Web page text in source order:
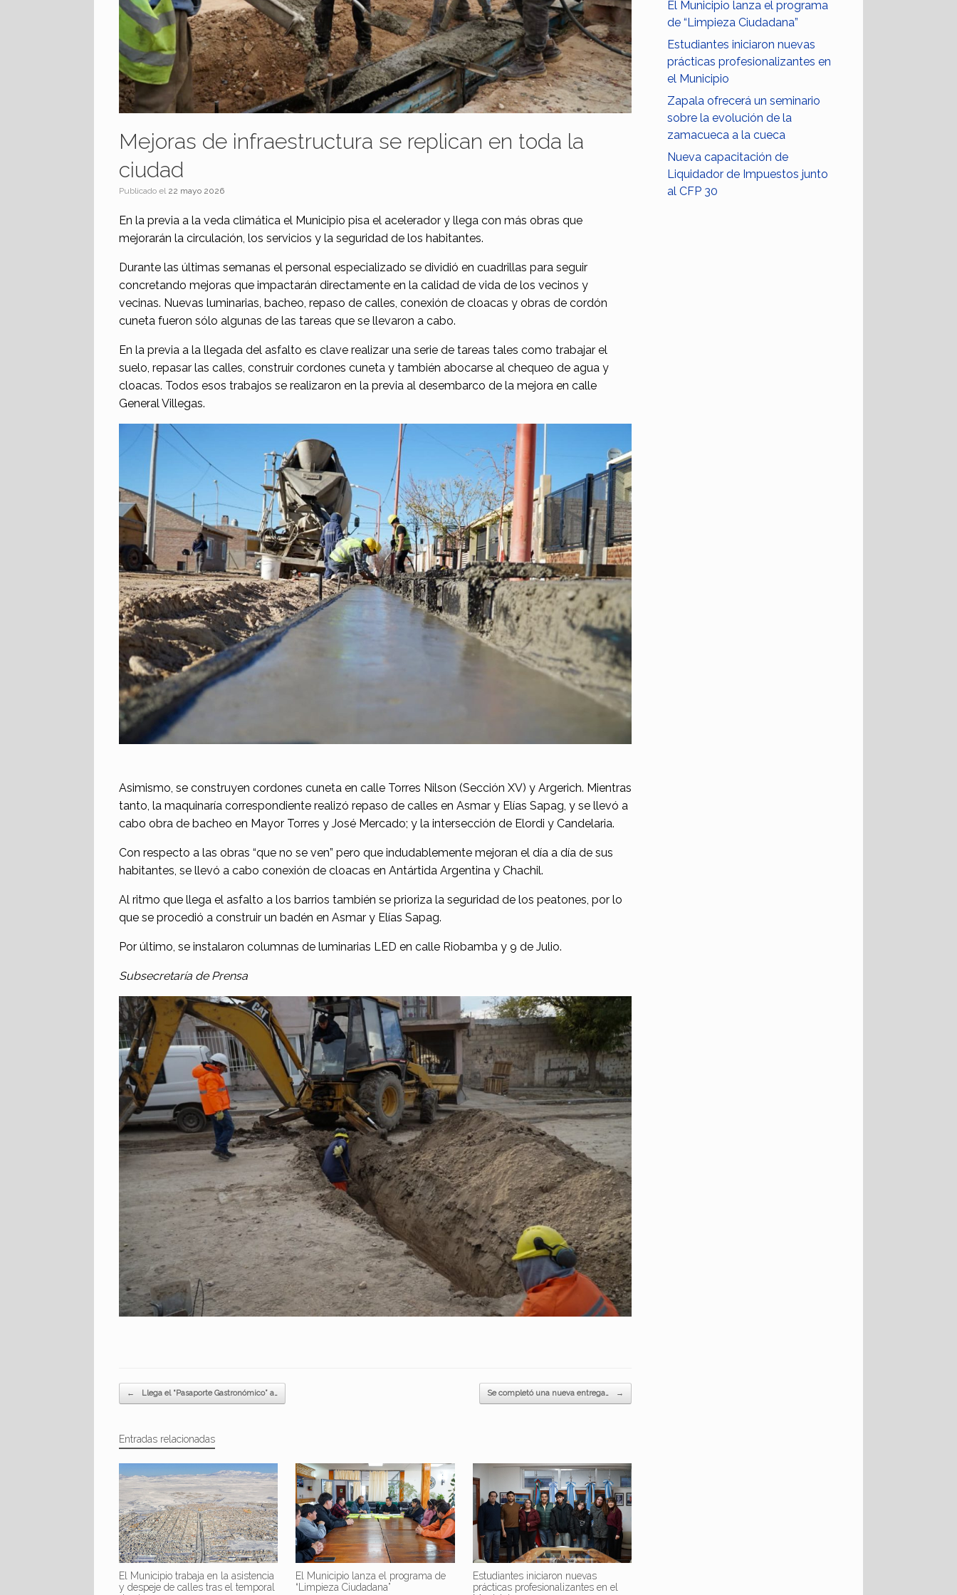
Mejoras de infraestructura se replican en toda la
ciudad
Publicado el 22 mayo 2026
En la previa a la veda climática el Municipio pisa el acelerador y llega con más obras que
mejorarán la circulación, los servicios y la seguridad de los habitantes.
Durante las últimas semanas el personal especializado se dividió en cuadrillas para seguir
concretando mejoras que impactarán directamente en la calidad de vida de los vecinos y
vecinas. Nuevas luminarias, bacheo, repaso de calles, conexión de cloacas y obras de cordón
cuneta fueron sólo algunas de las tareas que se llevaron a cabo.
En la previa a la llegada del asfalto es clave realizar una serie de tareas tales como trabajar el
suelo, repasar las calles, construir cordones cuneta y también abocarse al chequeo de agua y
cloacas. Todos esos trabajos se realizaron en la previa al desembarco de la mejora en calle
General Villegas.
Asimismo, se construyen cordones cuneta en calle Torres Nilson (Sección XV) y Argerich. Mientras
tanto, la maquinaría correspondiente realizó repaso de calles en Asmar y Elías Sapag, y se llevó a
cabo obra de bacheo en Mayor Torres y José Mercado; y la intersección de Elordi y Candelaria.
Con respecto a las obras “que no se ven” pero que indudablemente mejoran el día a día de sus
habitantes, se llevó a cabo conexión de cloacas en Antártida Argentina y Chachil.
Al ritmo que llega el asfalto a los barrios también se prioriza la seguridad de los peatones, por lo
que se procedió a construir un badén en Asmar y Elías Sapag.
Por último, se instalaron columnas de luminarias LED en calle Riobamba y 9 de Julio.
Subsecretaría de Prensa
Navegador de artículos
← Llega el “Pasaporte Gastronómico” a… Se completó una nueva entrega… →
Entradas relacionadas
El Municipio trabaja en la asistencia
y despeje de calles tras el temporal
El Municipio lanza el programa de
“Limpieza Ciudadana”
Estudiantes iniciaron nuevas
prácticas profesionalizantes en el
El Municipio lanza el programa
de “Limpieza Ciudadana”
Estudiantes iniciaron nuevas
prácticas profesionalizantes en
el Municipio
Zapala ofrecerá un seminario
sobre la evolución de la
zamacueca a la cueca
Nueva capacitación de
Liquidador de Impuestos junto
al CFP 30